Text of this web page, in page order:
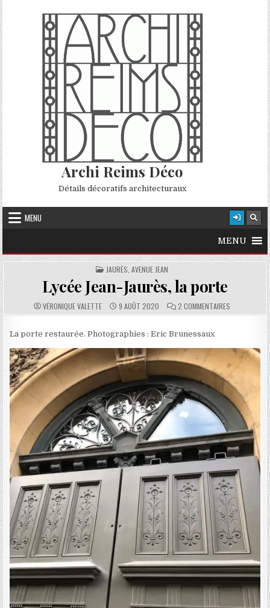
Skip to content
Archi Reims Déco
Détails décoratifs architecturaux
MENU
MENU
POSTED IN
JAURÈS, AVENUE JEAN
Lycée Jean-Jaurès, la porte
AUTHOR:
VÉRONIQUE VALETTE PUBLISHED DATE:
9 AOÛT 2020 COMMENTS:
2 COMMENTAIRES SUR LYCÉE
La porte restaurée. Photographies : Eric Brunessaux